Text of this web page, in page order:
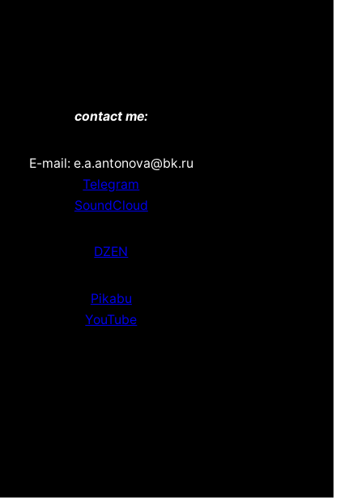
contact me:
E-mail: e.a.antonova@bk.ru
Telegram
SoundCloud
DZEN
Pikabu
YouTube